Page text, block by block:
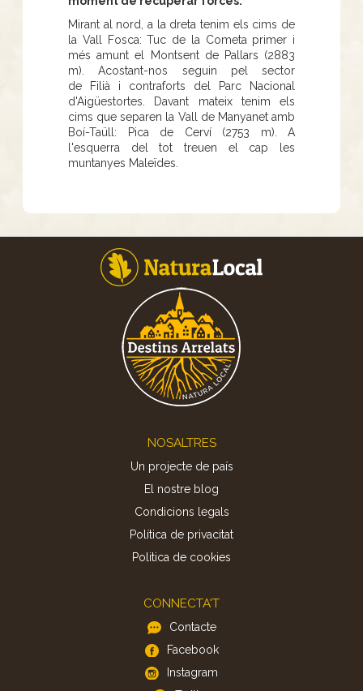
Mirant al nord, a la dreta tenim els cims de
la Vall Fosca: Tuc de la Cometa primer i
més amunt el Montsent de Pallars (2883
m). Acostant-nos seguin pel sector
de Filià i contraforts del Parc Nacional
d'Aigüestortes. Davant mateix tenim els
cims que separen la Vall de Manyanet amb
Boí-Taüll: Pica de Cerví (2753 m). A
l'esquerra del tot treuen el cap les
muntanyes Maleïdes.
NOSALTRES
Un projecte de país
El nostre blog
Condicions legals
Política de privacitat
Politica de cookies
CONNECTA'T
Contacte
Facebook
Instagram